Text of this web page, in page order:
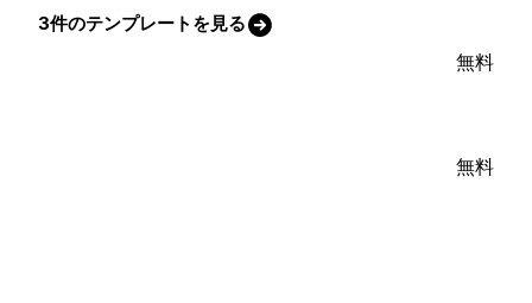
3件のテンプレートを見る
無料
無料